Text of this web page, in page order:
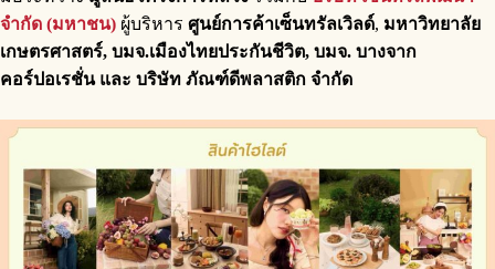
จำกัด (มหาชน) ผู้บริหาร ศูนย์การค้าเซ็นทรัลเวิลด์, มหาวิทยาลัย
เกษตรศาสตร์, บมจ.เมืองไทยประกันชีวิต, บมจ. บางจาก
คอร์ปอเรชั่น และ บริษัท ภัณฑ์ดีพลาสติก จำกัด